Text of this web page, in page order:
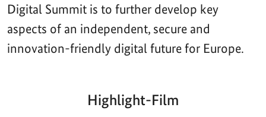
Digital Summit is to further develop key
aspects of an independent, secure and
innovation-friendly digital future for Europe.
Highlight-Film
Aktueller
00:00| 00:00